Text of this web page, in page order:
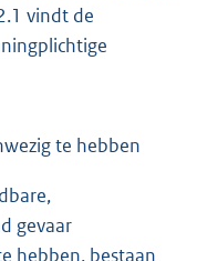
vindt de
te hebben
gevaar
hebben, bestaan